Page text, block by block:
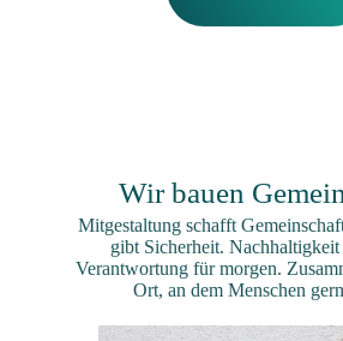
Wir bauen
Mitgestaltung schafft
gibt Sicherheit.
Verantwortung für morgen.
Ort, an dem Menschen